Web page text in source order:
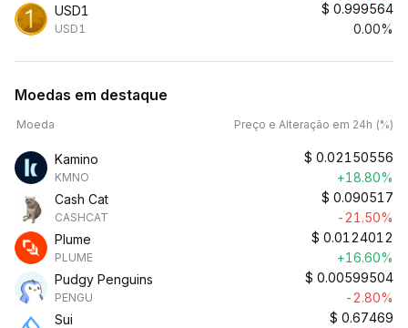
USD1
USD1
$ 0.999564
0.00%
Moedas em destaque
Moeda Preço e Alteração em 24h (%)
Kamino
KMNO
$ 0.02150556
+18.80%
Cash Cat
CASHCAT
$ 0.090517
-21.50%
Plume
PLUME
$ 0.0124012
+16.60%
Pudgy Penguins
PENGU
$ 0.00599504
-2.80%
Sui
$ 0.67469